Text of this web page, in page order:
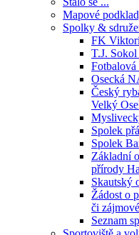
Mapové
Spolky &
FK
T.J.
Osecká
Český
Velký
Spolek
Spolek
Základní
přírody
Skautský
Žádost o
či
Seznam